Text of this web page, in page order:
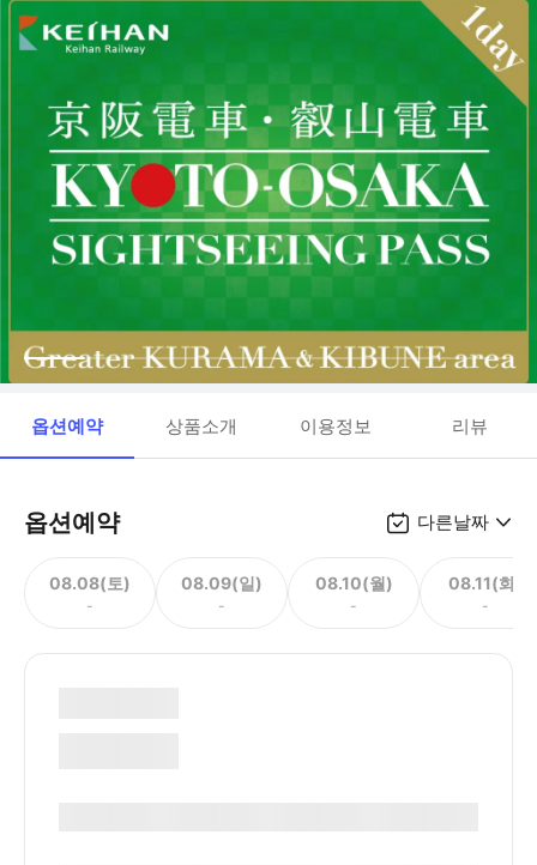
옵션예약 상품소개 이용정보 리뷰
옵션예약 다른날짜
08.08(토)
-
08.09(일)
-
08.10(월)
-
08.11(화)
-